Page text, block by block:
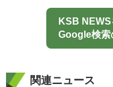
KSB NEWS
Google検索
関連ニュース